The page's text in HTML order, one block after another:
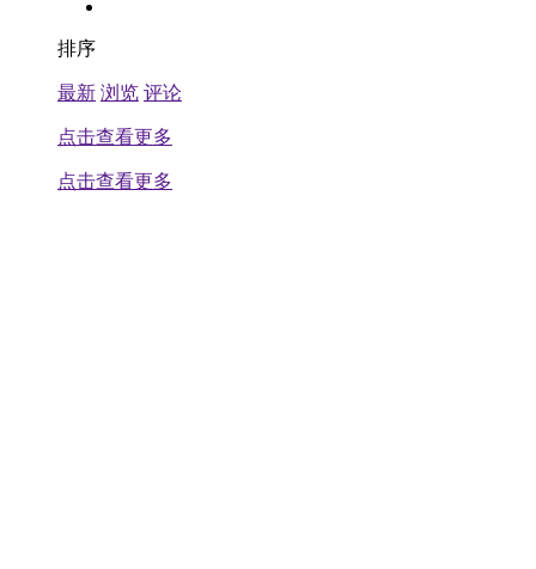
排序
最新 浏览 评论
点击查看更多
点击查看更多